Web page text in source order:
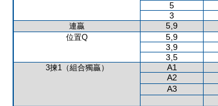
5
3
連贏 5,9
位置Q 5,9
3,9
3,5
3揀1（組合獨贏） A1
A2
A3